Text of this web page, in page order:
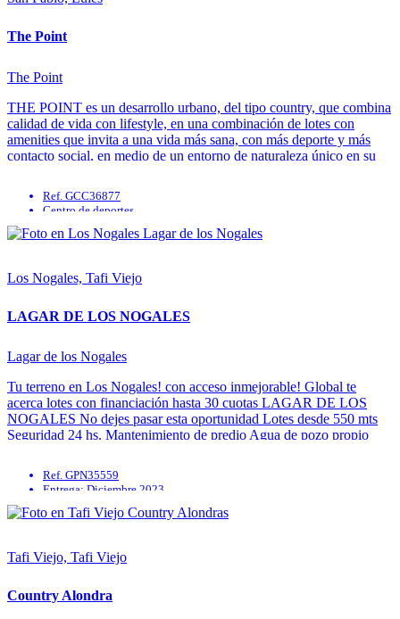
The Point
The Point
THE POINT es un desarrollo urbano, del tipo country, que combina
calidad de vida con lifestyle, en una combinación de lotes con
amenities que invita a una vida más sana, con más deporte y más
contacto social, en medio de un entorno de naturaleza único en su
Ref. GCC36877
Centro de deportes
Quincho
Los Nogales, Tafi Viejo
LAGAR DE LOS NOGALES
Lagar de los Nogales
Tu terreno en Los Nogales! con acceso inmejorable! Global te
acerca lotes con financiación hasta 30 cuotas LAGAR DE LOS
NOGALES No dejes pasar esta oportunidad Lotes desde 550 mts
Seguridad 24 hs. Mantenimiento de predio Agua de pozo propio
Ref. GPN35559
Entrega: Diciembre 2023
Tafi Viejo, Tafi Viejo
Country Alondra